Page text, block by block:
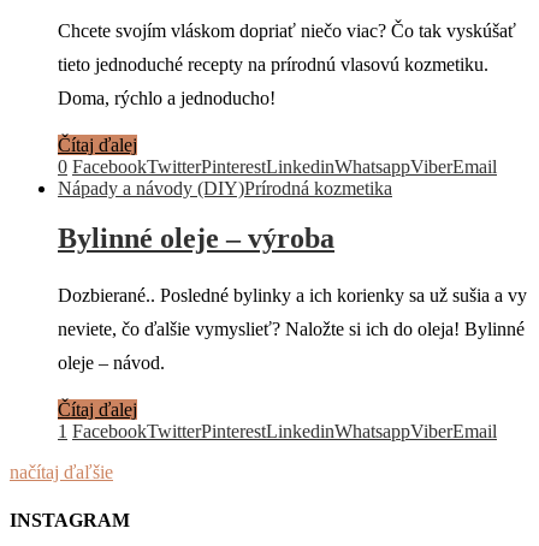
Chcete svojím vláskom dopriať niečo viac? Čo tak vyskúšať
tieto jednoduché recepty na prírodnú vlasovú kozmetiku.
Doma, rýchlo a jednoducho!
Čítaj ďalej
0 FacebookTwitterPinterestLinkedinWhatsappViberEmail
Nápady a návody (DIY)Prírodná kozmetika
Bylinné oleje – výroba
Dozbierané.. Posledné bylinky a ich korienky sa už sušia a vy
neviete, čo ďalšie vymyslieť? Naložte si ich do oleja! Bylinné
oleje – návod.
Čítaj ďalej
1 FacebookTwitterPinterestLinkedinWhatsappViberEmail
načítaj ďaľšie
INSTAGRAM